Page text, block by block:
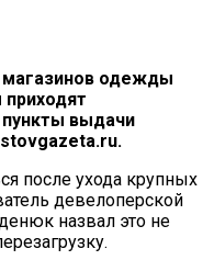
магазинов одежды
пункты выдачи
после ухода крупных
девелоперской
назвал это не